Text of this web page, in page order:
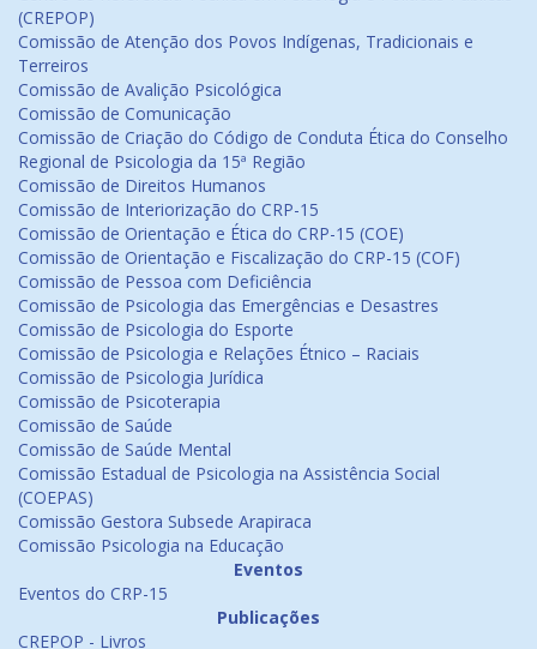
(CREPOP)
Comissão de Atenção dos Povos Indígenas, Tradicionais e
Terreiros
Comissão de Avalição Psicológica
Comissão de Comunicação
Comissão de Criação do Código de Conduta Ética do Conselho
Regional de Psicologia da 15ª Região
Comissão de Direitos Humanos
Comissão de Interiorização do CRP-15
Comissão de Orientação e Ética do CRP-15 (COE)
Comissão de Orientação e Fiscalização do CRP-15 (COF)
Comissão de Pessoa com Deficiência
Comissão de Psicologia das Emergências e Desastres
Comissão de Psicologia do Esporte
Comissão de Psicologia e Relações Étnico – Raciais
Comissão de Psicologia Jurídica
Comissão de Psicoterapia
Comissão de Saúde
Comissão de Saúde Mental
Comissão Estadual de Psicologia na Assistência Social
(COEPAS)
Comissão Gestora Subsede Arapiraca
Comissão Psicologia na Educação
Eventos
Eventos do CRP-15
Publicações
CREPOP - Livros